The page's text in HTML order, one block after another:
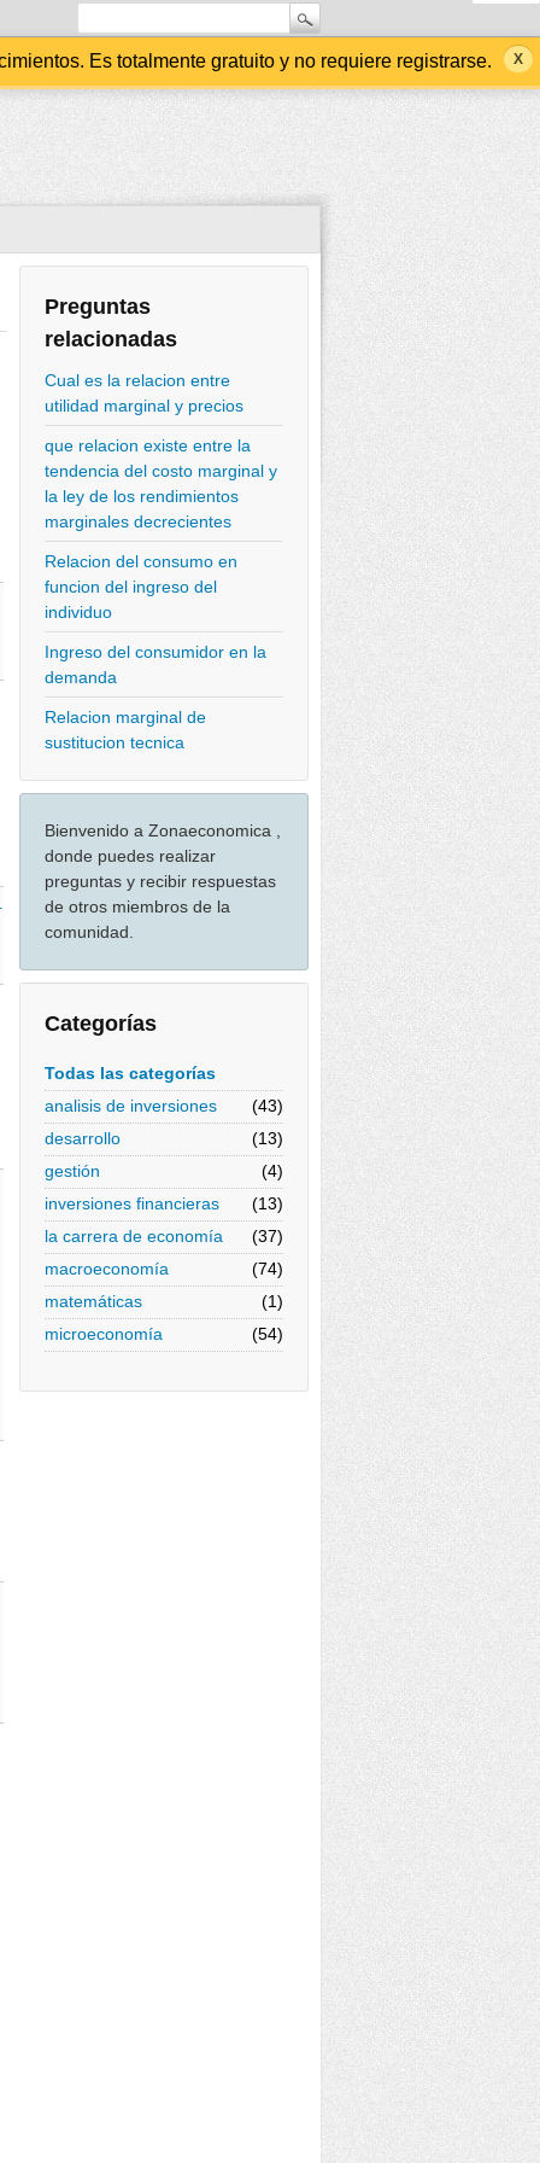
Es totalmente gratuito y no requiere registrarse.
Preguntas
relacionadas
Cual es la relacion entre
utilidad marginal y precios
que relacion existe entre la
tendencia del costo marginal y
la ley de los rendimientos
marginales decrecientes
Relacion del consumo en
funcion del ingreso del
individuo
Ingreso del consumidor en la
demanda
Relacion marginal de
sustitucion tecnica
Bienvenido a Zonaeconomica ,
donde puedes realizar
preguntas y recibir respuestas
de otros miembros de la
comunidad.
Categorías
Todas las categorías
analisis de inversiones
(43)
desarrollo
(13)
gestión
(4)
inversiones financieras
(13)
la carrera de economía
(37)
macroeconomía
(74)
matemáticas
(1)
microeconomía
(54)